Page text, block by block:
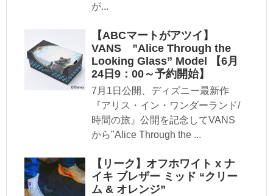
が...
【ABCマートがアツイ】
VANS ”Alice Through the
Looking Glass” Model 【6月
24日9：00～予約開始】
7月1日公開、ディズニー最新作
『アリス・イン・ワンダーランド/
時間の旅』公開を記念してVANS
から"Alice Through the ...
【リーク】オフホワイト x ナ
イキ ブレザー ミッド “クリー
ム & オレンジ”